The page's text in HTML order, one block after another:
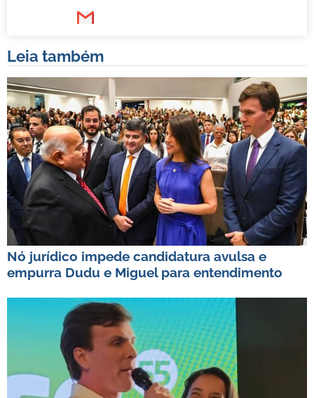
Leia também
Nó jurídico impede candidatura avulsa e
empurra Dudu e Miguel para entendimento